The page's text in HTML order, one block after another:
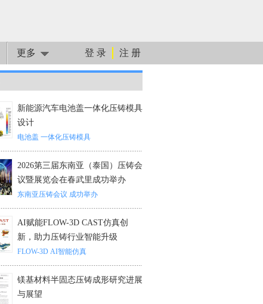
更多 登 录 注 册
新能源汽车电池盖一体化压铸模具
设计
电池盖 一体化压铸模具
2026第三届东南亚（泰国）压铸会
议暨展览会在春武里成功举办
东南亚压铸会议 成功举办
AI赋能FLOW-3D CAST仿真创
新，助力压铸行业智能升级
FLOW-3D AI智能仿真
镁基材料半固态压铸成形研究进展
与展望